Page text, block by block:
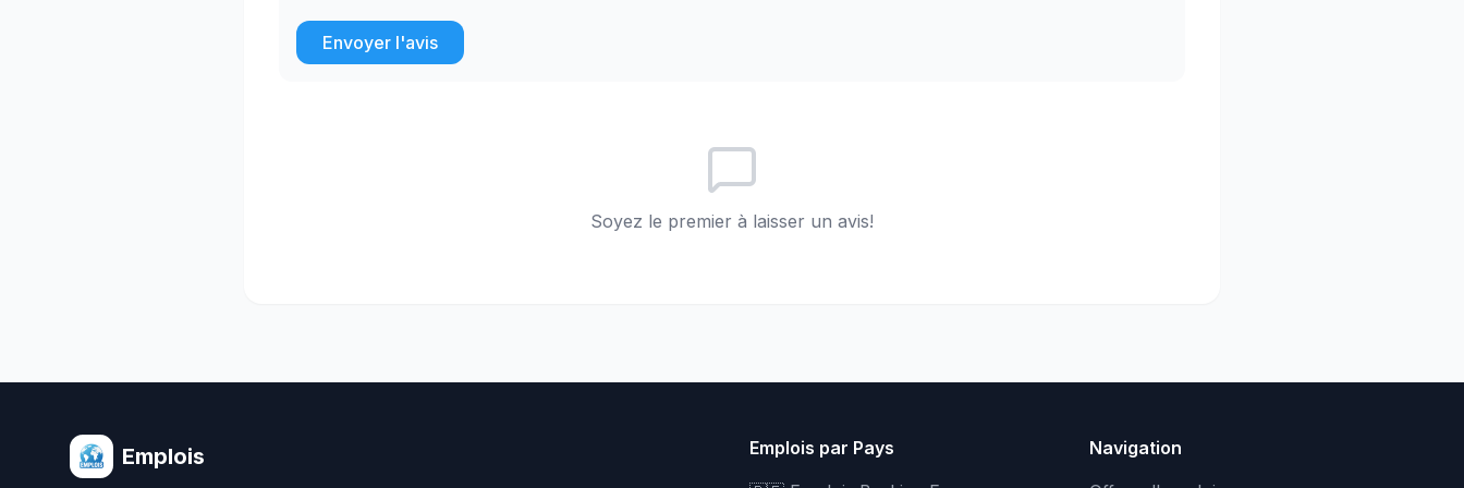
Envoyer l'avis
Soyez le premier à laisser un avis!
Emplois
Emplois par Pays
Navigation